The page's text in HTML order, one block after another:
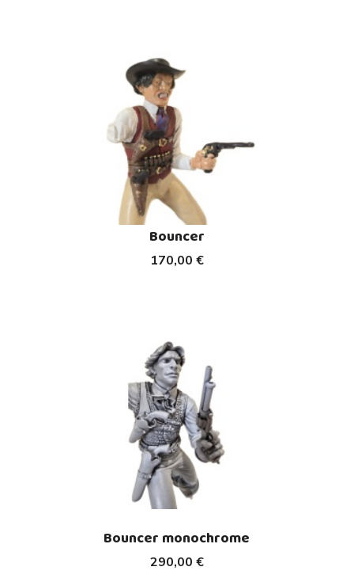
170,00 €
Bouncer
290,00 €
Bouncer monochrome